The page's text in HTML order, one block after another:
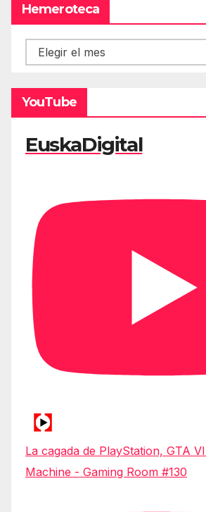
Hemeroteca
Hemeroteca
YouTube
EuskaDigital
La cagada de PlayStation, GTA
Machine - Gaming Room #130